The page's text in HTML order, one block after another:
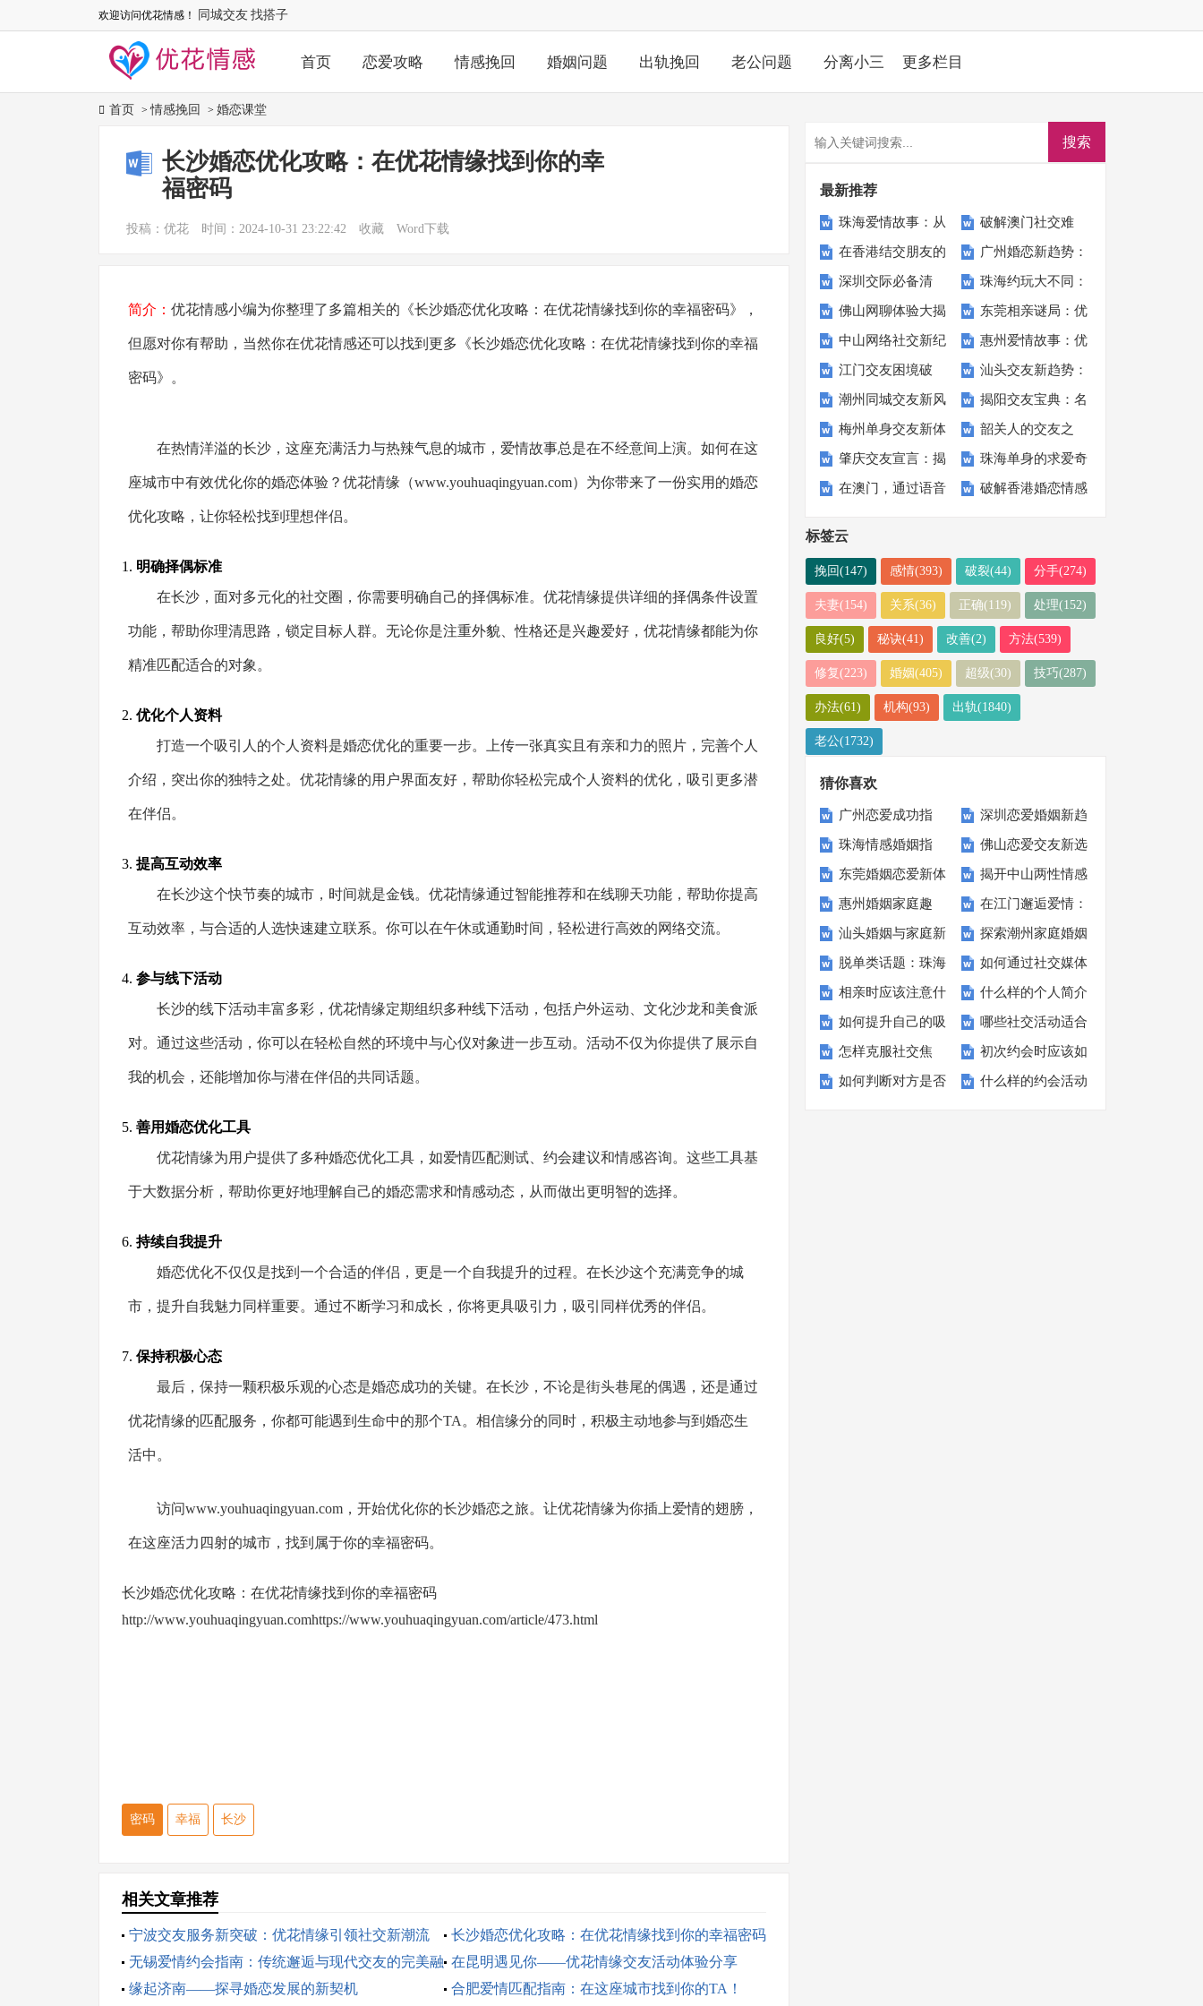
欢迎访问优花情感！ 同城交友 找搭子
首页 恋爱攻略 情感挽回 婚姻问题 出轨挽回 老公问题 分离小三 更多栏目
首页 >情感挽回 > 婚恋课堂
长沙婚恋优化攻略：在优花情缘找到你的幸
福密码
投稿：优花 时间：2024-10-31 23:22:42 收藏 Word下载
简介： 优花情感小编为你整理了多篇相关的《长沙婚恋优化攻略：在优花情缘找到你的幸福密码》，
但愿对你有帮助，当然你在优花情感还可以找到更多《长沙婚恋优化攻略：在优花情缘找到你的幸福
密码》。
在热情洋溢的长沙，这座充满活力与热辣气息的城市，爱情故事总是在不经意间上演。如何在这
座城市中有效优化你的婚恋体验？优花情缘（www.youhuaqingyuan.com）为你带来了一份实用的婚恋
优化攻略，让你轻松找到理想伴侣。
1. 明确择偶标准
在长沙，面对多元化的社交圈，你需要明确自己的择偶标准。优花情缘提供详细的择偶条件设置
功能，帮助你理清思路，锁定目标人群。无论你是注重外貌、性格还是兴趣爱好，优花情缘都能为你
精准匹配适合的对象。
2. 优化个人资料
打造一个吸引人的个人资料是婚恋优化的重要一步。上传一张真实且有亲和力的照片，完善个人
介绍，突出你的独特之处。优花情缘的用户界面友好，帮助你轻松完成个人资料的优化，吸引更多潜
在伴侣。
3. 提高互动效率
在长沙这个快节奏的城市，时间就是金钱。优花情缘通过智能推荐和在线聊天功能，帮助你提高
互动效率，与合适的人选快速建立联系。你可以在午休或通勤时间，轻松进行高效的网络交流。
4. 参与线下活动
长沙的线下活动丰富多彩，优花情缘定期组织多种线下活动，包括户外运动、文化沙龙和美食派
对。通过这些活动，你可以在轻松自然的环境中与心仪对象进一步互动。活动不仅为你提供了展示自
我的机会，还能增加你与潜在伴侣的共同话题。
5. 善用婚恋优化工具
优花情缘为用户提供了多种婚恋优化工具，如爱情匹配测试、约会建议和情感咨询。这些工具基
于大数据分析，帮助你更好地理解自己的婚恋需求和情感动态，从而做出更明智的选择。
6. 持续自我提升
婚恋优化不仅仅是找到一个合适的伴侣，更是一个自我提升的过程。在长沙这个充满竞争的城
市，提升自我魅力同样重要。通过不断学习和成长，你将更具吸引力，吸引同样优秀的伴侣。
7. 保持积极心态
最后，保持一颗积极乐观的心态是婚恋成功的关键。在长沙，不论是街头巷尾的偶遇，还是通过
优花情缘的匹配服务，你都可能遇到生命中的那个TA。相信缘分的同时，积极主动地参与到婚恋生
活中。
访问www.youhuaqingyuan.com，开始优化你的长沙婚恋之旅。让优花情缘为你插上爱情的翅膀，
在这座活力四射的城市，找到属于你的幸福密码。
长沙婚恋优化攻略：在优花情缘找到你的幸福密码
http://www.youhuaqingyuan.comhttps://www.youhuaqingyuan.com/article/473.html
密码 幸福 长沙
相关文章推荐
宁波交友服务新突破：优花情缘引领社交新潮流
长沙婚恋优化攻略：在优花情缘找到你的幸福密码
无锡爱情约会指南：传统邂逅与现代交友的完美融
合
在昆明遇见你——优花情缘交友活动体验分享
缘起济南——探寻婚恋发展的新契机
合肥爱情匹配指南：在这座城市找到你的TA！
最新推荐
珠海爱情故事：从
找对象到找到爱的
旅程
破解澳门社交难
题：优花情缘助你
轻松结识新朋友
在香港结交朋友的
艺术：专家教你用
优花情缘建立真实
社交圈
广州婚恋新趋势：
优花情缘引领爱的
潮流
深圳交际必备清
单：如何通过优花
情缘提升你的社交
技能
珠海约玩大不同：
优花情缘如何让你
的周末更精彩
佛山网聊体验大揭
秘：优花情缘用户
的真实心声
东莞相亲谜局：优
花情缘如何揭开我
爱情的那扇门？
中山网络社交新纪
元：在优花情缘开
启你的“缘”分旅程
惠州爱情故事：优
花情缘如何帮我找
到理想伴侣
江门交友困境破
解：优花情缘APP
带来全新社交体验
汕头交友新趋势：
专家建议如何选择
合适的交友软件
潮州同城交友新风
尚：优花情缘点燃
城市恋爱热潮
揭阳交友宝典：名
言警句引领你的交
友之路
梅州单身交友新体
验：传统与现代的
完美结合
韶关人的交友之
道：用户亲述优花
情缘的真实体验
肇庆交友宣言：揭
开优花情缘助你觅
珠海单身的求爱奇
遇：当网易交友遇
在澳门，通过语音 破解香港婚恋情感
标签云
挽回(147) 感情(393) 破裂(44) 分手(274)
夫妻(154) 关系(36) 正确(119) 处理(152)
良好(5) 秘诀(41) 改善(2) 方法(539)
修复(223) 婚姻(405) 超级(30) 技巧(287)
办法(61) 机构(93) 出轨(1840)
老公(1732)
猜你喜欢
广州恋爱成功指
南：专家支招让你
在优花情缘中找到
真爱
深圳恋爱婚姻新趋
势：优花情缘助力
单身青年追寻幸福
珠海情感婚姻指
南：利用优花情缘
实现幸福的五个步
骤
佛山恋爱交友新选
择：传统方式与优
花情缘的对比分析
东莞婚姻恋爱新体
验：用户点赞优花
情缘的幸福之旅
揭开中山两性情感
的秘密：优花情缘
如何助你找到真
爱？
惠州婚姻家庭趣
谈：在优花情缘找
到爱情的“秘方”
在江门邂逅爱情：
优花情缘助力小李
的相亲交友之旅
汕头婚姻与家庭新
解：优花情缘帮你
破解幸福密码
探索潮州家庭婚姻
的幸福密码：专家
为您解析成功之道
脱单类话题：珠海
征婚网：避免伤
害，让爱情更甜蜜
如何通过社交媒体
找到另一半？天津
征婚网：巧用社交
媒体，寻觅人生伴
侣——滑头男人，
相亲时应该注意什
么？南京征婚网：
相亲路上的智慧与
真情——付出与恋
什么样的个人简介
能吸引更多异性关
注？石家庄征婚
网：门当户对，优
如何提升自己的吸
引力以更快脱单？
太原征婚网：以结
哪些社交活动适合
认识新朋友和潜在
伴侣？沈阳征婚
怎样克服社交焦
虑，更好地与人交
初次约会时应该如
何表现？哈尔滨征
如何判断对方是否 什么样的约会活动